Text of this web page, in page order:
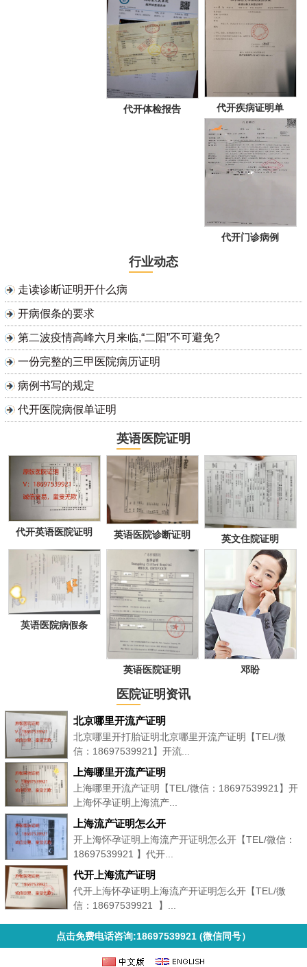
代开体检报告 代开疾病证明单
代开门诊病例
行业动态
走读诊断证明开什么病
开病假条的要求
第二波疫情高峰六月来临,“二阳”不可避免?
一份完整的三甲医院病历证明
病例书写的规定
代开医院病假单证明
英语医院证明
代开英语医院证明 英语医院诊断证明 英文住院证明
英语医院病假条
英语医院证明 邓盼
医院证明资讯
北京哪里开流产证明
北京哪里开打胎证明北京哪里开流产证明【TEL/微
信：18697539921】开流...
上海哪里开流产证明
上海哪里开流产证明【TEL/微信：18697539921】开
上海怀孕证明上海流产...
上海流产证明怎么开
开上海怀孕证明上海流产开证明怎么开【TEL/微信：
18697539921 】代开...
代开上海流产证明
代开上海怀孕证明上海流产开证明怎么开【TEL/微
信：18697539921 】...
点击免费电话咨询:18697539921 (微信同号）